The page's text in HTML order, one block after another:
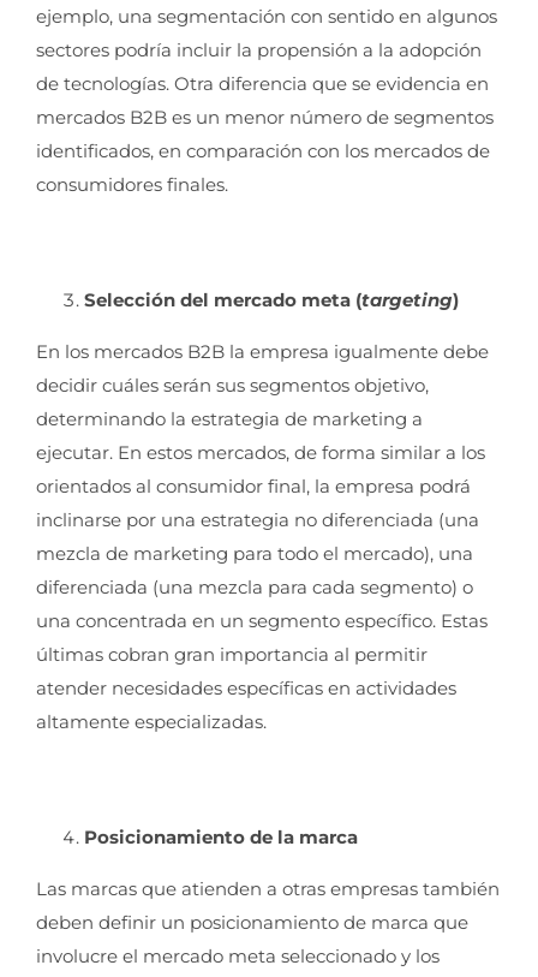
ejemplo, una segmentación con sentido en algunos
sectores podría incluir la propensión a la adopción
de tecnologías. Otra diferencia que se evidencia en
mercados B2B es un menor número de segmentos
identificados, en comparación con los mercados de
consumidores finales.
Selección del mercado meta (targeting)
En los mercados B2B la empresa igualmente debe
decidir cuáles serán sus segmentos objetivo,
determinando la estrategia de marketing a
ejecutar. En estos mercados, de forma similar a los
orientados al consumidor final, la empresa podrá
inclinarse por una estrategia no diferenciada (una
mezcla de marketing para todo el mercado), una
diferenciada (una mezcla para cada segmento) o
una concentrada en un segmento específico. Estas
últimas cobran gran importancia al permitir
atender necesidades específicas en actividades
altamente especializadas.
Posicionamiento de la marca
Las marcas que atienden a otras empresas también
deben definir un posicionamiento de marca que
involucre el mercado meta seleccionado y los